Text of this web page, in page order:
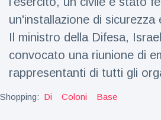
Palvin
rivelano di
aspettare
bambina
15 July
48
Millie Bobby
Brown
incoraggia
sua figlia ad
creativa
15 July
69
Visualizzazioni
un'installazione di
Il ministro della Difesa,
convocato una riunione di
rappresentanti di tutti gli
Shopping: Di Coloni Base